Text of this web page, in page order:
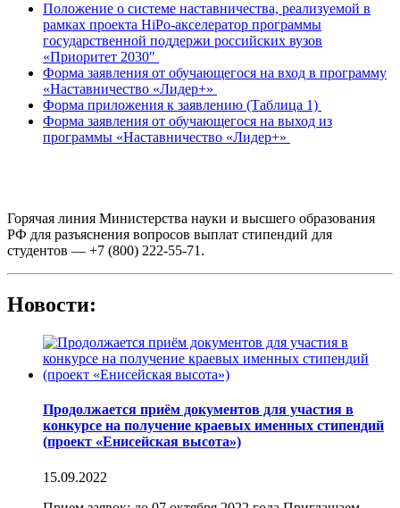
Положение о системе наставничества, реализуемой в
рамках проекта HiPo-акселератор программы
государственной поддержи российских вузов
«Приоритет 2030″
Форма заявления от обучающегося на вход в программу
«Наставничество «Лидер+»
Форма приложения к заявлению (Таблица 1)
Форма заявления от обучающегося на выход из
программы «Наставничество «Лидер+»
Горячая линия Министерства науки и высшего образования
РФ для разъяснения вопросов выплат стипендий для
студентов — +7 (800) 222-55-71.
Новости:
Продолжается приём документов для участия в
конкурсе на получение краевых именных стипендий
(проект «Енисейская высота»)
15.09.2022